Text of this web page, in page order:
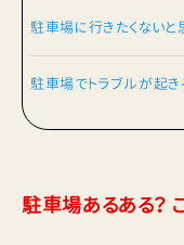
駐車場に行きたくない
駐車場でトラブルが起き
駐車場あるある？